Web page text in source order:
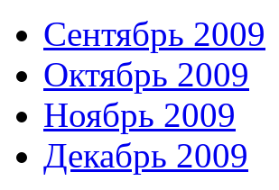
Сентябрь 2009
Октябрь 2009
Ноябрь 2009
Декабрь 2009